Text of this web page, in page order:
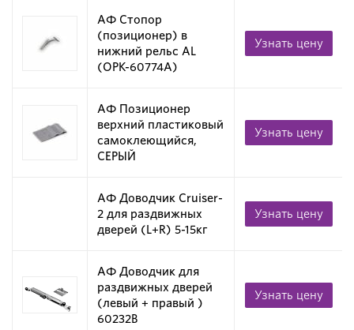
АФ Стопор
(позиционер) в
нижний рельс AL
(OPK-60774A)
Узнать цену
АФ Позиционер
верхний пластиковый
самоклеющийся,
СЕРЫЙ
Узнать цену
АФ Доводчик Cruiser-
2 для раздвижных
дверей (L+R) 5-15кг
Узнать цену
АФ Доводчик для
раздвижных дверей
(левый + правый )
60232B
Узнать цену